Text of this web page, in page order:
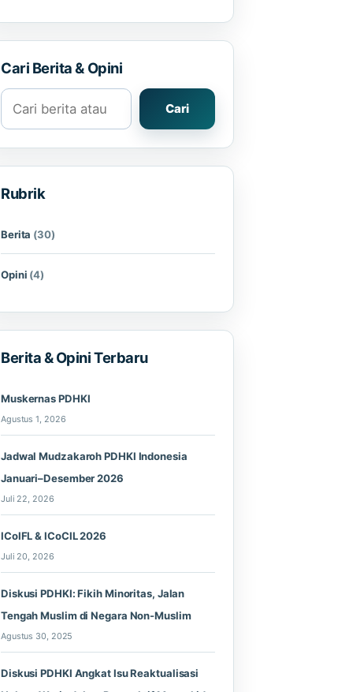
Cari Berita & Opini
Cari berita atau opini
Cari
Rubrik
Berita (30)
Opini (4)
Berita & Opini Terbaru
Muskernas PDHKI
Agustus 1, 2026
Jadwal Mudzakaroh PDHKI Indonesia
Januari–Desember 2026
Juli 22, 2026
ICoIFL & ICoCIL 2026
Juli 20, 2026
Diskusi PDHKI: Fikih Minoritas, Jalan
Tengah Muslim di Negara Non-Muslim
Agustus 30, 2025
Diskusi PDHKI Angkat Isu Reaktualisasi